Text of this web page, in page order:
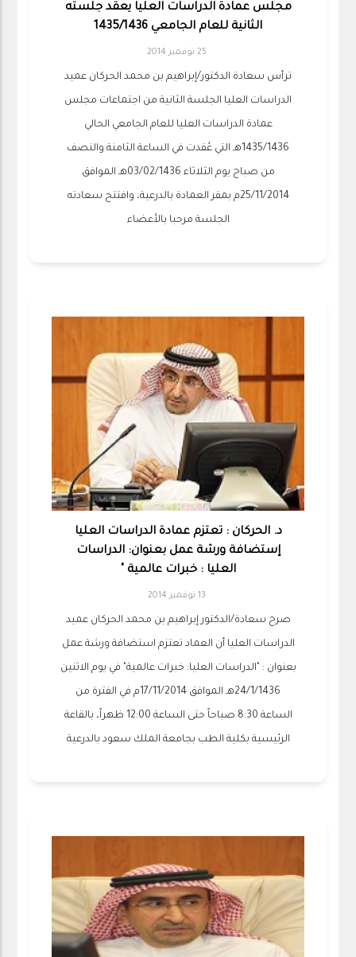
مجلس عمادة الدراسات العليا يعقد جلسته
الثانية للعام الجامعي 1435/1436
25 نوفمبر 2014
ترأس سعادة الدكتور/إبراهيم بن محمد الحركان عميد
الدراسات العليا الجلسة الثانية من اجتماعات مجلس
عمادة الدراسات العليا للعام الجامعي الحالي
1435/1436هـ التي عُقدت في الساعة الثامنة والنصف
من صباح يوم الثلاثاء 03/02/1436هـ الموافق
25/11/2014م بمقر العمادة بالدرعية، وافتتح سعادته
الجلسة مرحبا بالأعضاء
د. الحركان : تعتزم عمادة الدراسات العليا
إستضافة ورشة عمل بعنوان: الدراسات
العليا : خبرات عالمية "
13 نوفمبر 2014
صرح سعادة/الدكتور إبراهيم بن محمد الحركان عميد
الدراسات العليا أن العماد تعتزم استضافة ورشة عمل
بعنوان : "الدراسات العليا: خبرات عالمية" في يوم الاثنين
24/1/1436هـ الموافق 17/11/2014م في الفترة من
الساعة 8:30 صباحاً حتى الساعة 12:00 ظهراً، بالقاعة
الرئيسية بكلية الطب بجامعة الملك سعود بالدرعية